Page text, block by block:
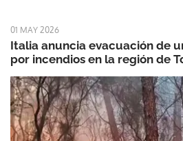
01 MAY 2026
Italia anuncia evacuación de
por incendios en la región de